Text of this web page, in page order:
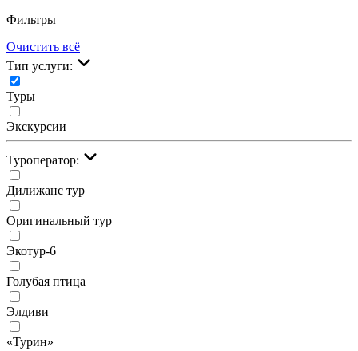
Фильтры
Очистить всё
Тип услуги:
Туры
Экскурсии
Туроператор:
Дилижанс тур
Оригинальный тур
Экотур-6
Голубая птица
Элдиви
«Турин»